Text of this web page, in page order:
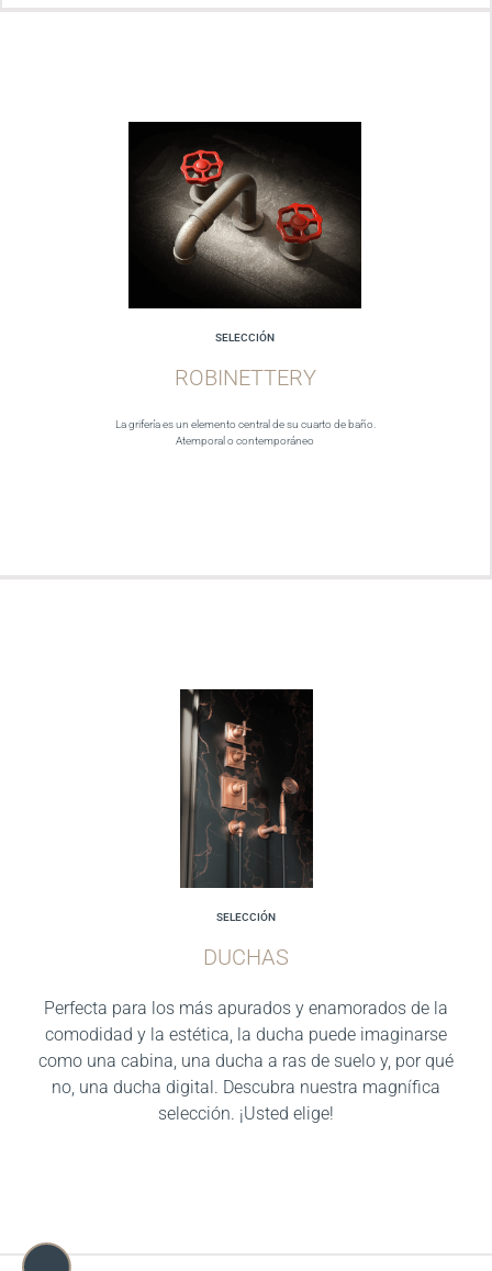
SELECCIÓN
ROBINETTERY
La grifería es un elemento central de su cuarto de baño.
Atemporal o contemporáneo
SELECCIÓN
DUCHAS
Perfecta para los más apurados y enamorados de la
comodidad y la estética, la ducha puede imaginarse
como una cabina, una ducha a ras de suelo y, por qué
no, una ducha digital. Descubra nuestra magnífica
selección. ¡Usted elige!